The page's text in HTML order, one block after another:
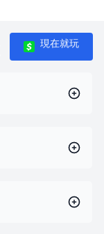
現在就玩